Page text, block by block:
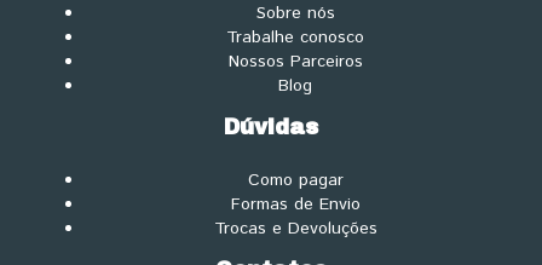
Sobre nós
Trabalhe conosco
Nossos Parceiros
Blog
Dúvidas
Como pagar
Formas de Envio
Trocas e Devoluções